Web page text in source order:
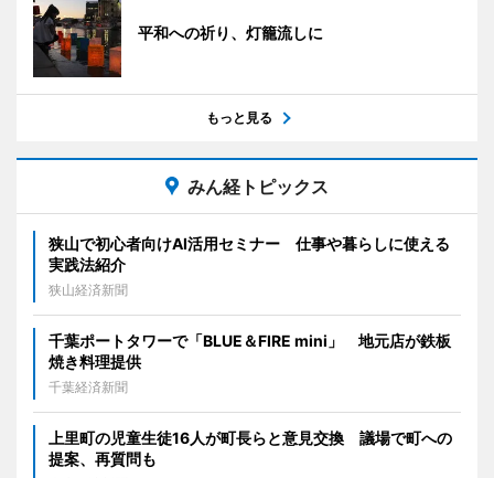
平和への祈り、灯籠流しに
もっと見る
みん経トピックス
狭山で初心者向けAI活用セミナー 仕事や暮らしに使える
実践法紹介
狭山経済新聞
千葉ポートタワーで「BLUE＆FIRE mini」 地元店が鉄板
焼き料理提供
千葉経済新聞
上里町の児童生徒16人が町長らと意見交換 議場で町への
提案、再質問も